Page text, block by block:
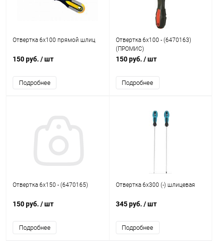
Отвертка 6х100 прямой шлиц
150 руб. / шт
Подробнее
Отвертка 6х100 - (6470163)
(ПРОМИС)
150 руб. / шт
Подробнее
Отвертка 6х150 - (6470165)
150 руб. / шт
Подробнее
Отвертка 6х300 (-) шлицевая
345 руб. / шт
Подробнее